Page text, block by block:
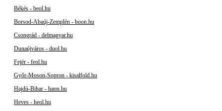
Békés - beol.hu
Borsod-Abaúj-Zemplén - boon.hu
Csongrád - delmagyar.hu
Dunaújváros - duol.hu
Fejér - feol.hu
Győr-Moson-Sopron - kisalfold.hu
Hajdú-Bihar - haon.hu
Heves - heol.hu